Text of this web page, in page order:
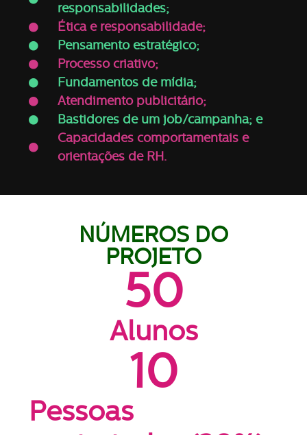
responsabilidades;
Ética e responsabilidade;
Pensamento estratégico;
Processo criativo;
Fundamentos de mídia;
Atendimento publicitário;
Bastidores de um job/campanha; e
Capacidades comportamentais e
orientações de RH.
NÚMEROS DO
PROJETO
Alunos
50
Pessoas
10